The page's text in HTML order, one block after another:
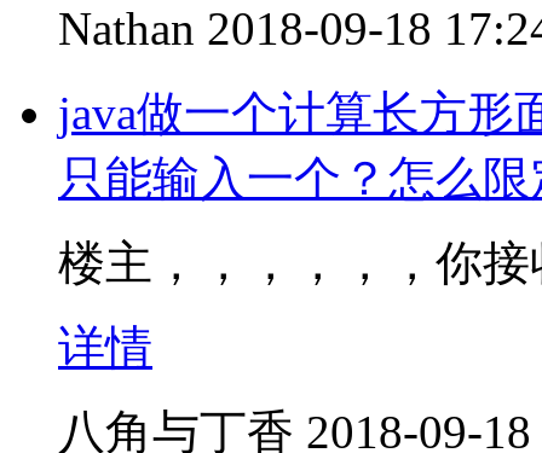
Nathan 2018-09-18
java做一个计算长方形
只能输入一个？怎么
楼主，，，，，，你
详情
八角与丁香 2018-09-